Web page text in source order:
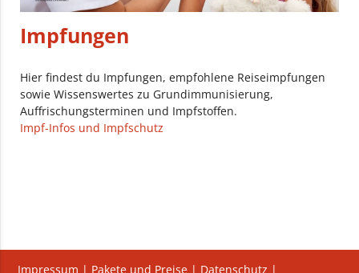
Impfungen
Hier findest du Impfungen, empfohlene Reiseimpfungen
sowie Wissenswertes zu Grundimmunisierung,
Auffrischungsterminen und Impfstoffen.
Impf-Infos und Impfschutz
Impressum | Pakete und Preise | Datenschutz |